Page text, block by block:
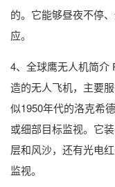
的。它能够昼夜不停
应。
4、全球鹰无人机简介
造的无人飞机，主要
似1950年代的洛克希
或细部目标监视。它
层和风沙，还有光电
监视。